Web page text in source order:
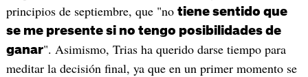
principios de septiembre, que "no tiene sentido que
se me presente si no tengo posibilidades de
ganar". Asimismo, Trias ha querido darse tiempo para
meditar la decisión final, ya que en un primer momento se